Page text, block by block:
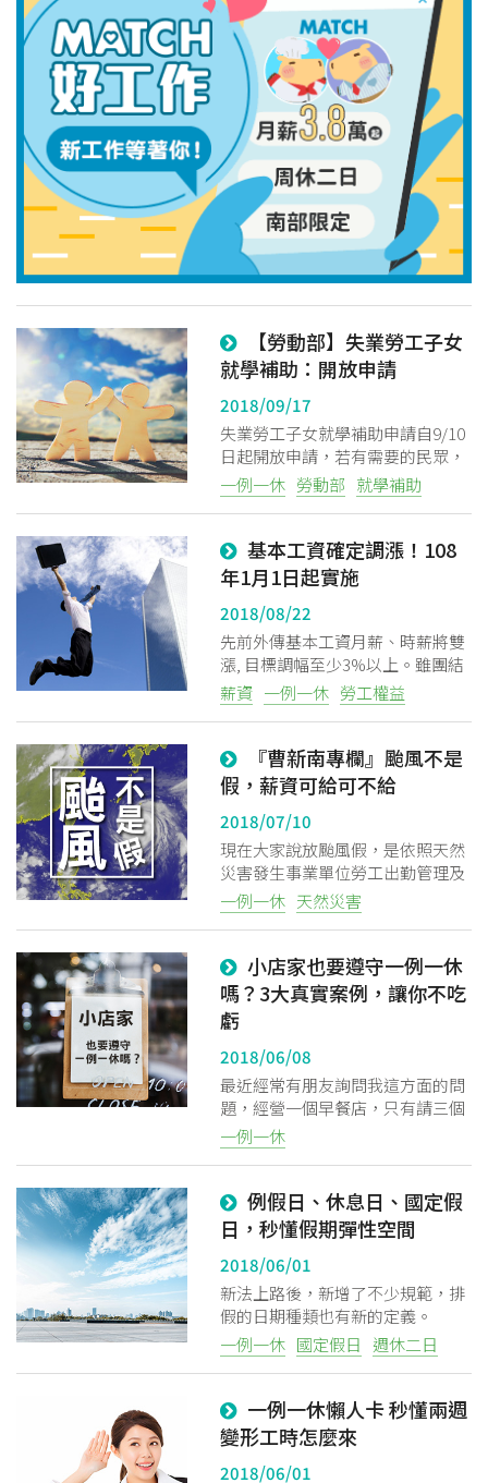
【勞動部】失業勞工子女
就學補助：開放申請
2018/09/17
失業勞工子女就學補助申請自9/10
日起開放申請，若有需要的民眾，
符合申請資格即可提出申請！
一例一休 勞動部 就學補助
基本工資確定調漲！108
年1月1日起實施
2018/08/22
先前外傳基本工資月薪、時薪將雙
漲, 目標調幅至少3%以上。雖團結
工聯要求基本工資月薪調至28,862
元、時薪調至182元。在歷經9小時
月薪23,100元、時薪150元。明年1
月1日起實施！
薪資 一例一休 勞工權益
『曹新南專欄』颱風不是
假，薪資可給可不給
2018/07/10
現在大家說放颱風假，是依照天然
災害發生事業單位勞工出勤管理及
工資給付要點，由地方首長宣布停
班停課，不過這是針對政府機關為
照。
一例一休 天然災害
小店家也要遵守一例一休
嗎？3大真實案例，讓你不吃
虧
2018/06/08
最近經常有朋友詢問我這方面的問
題，經營一個早餐店，只有請三個
時薪人員，這樣子也有一例一休
嗎？也要投保嗎？ 我的答案是要
業，通通都要遵守一例一休規範，
其實，應該說要遵守勞基法。
一例一休
例假日、休息日、國定假
日，秒懂假期彈性空間
2018/06/01
新法上路後，新增了不少規範，排
假的日期種類也有新的定義。
一例一休 國定假日 週休二日
一例一休懶人卡 秒懂兩週
變形工時怎麼來
2018/06/01